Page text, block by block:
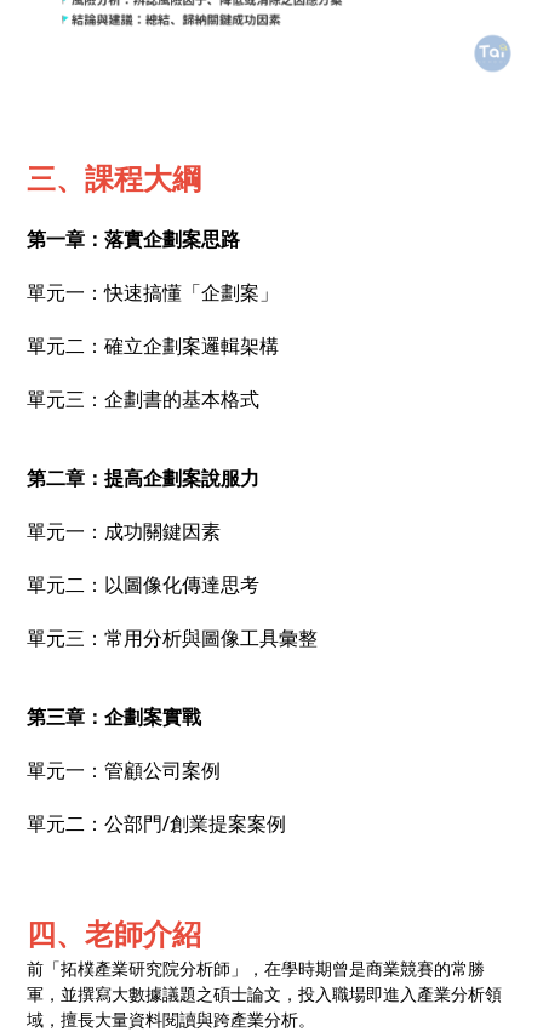
三、課程大綱
第一章：落實企劃案思路
單元一：快速搞懂「企劃案」
單元二：確立企劃案邏輯架構
單元三：企劃書的基本格式
第二章：提高企劃案說服力
單元一：成功關鍵因素
單元二：以圖像化傳達思考
單元三：常用分析與圖像工具彙整
第三章：企劃案實戰
單元一：管顧公司案例
單元二：公部門/創業提案案例
四、老師介紹
前「拓樸產業研究院分析師」，在學時期曾是商業競賽的常勝
軍，並撰寫大數據議題之碩士論文，投入職場即進入產業分析領
域，擅長大量資料閱讀與跨產業分析。